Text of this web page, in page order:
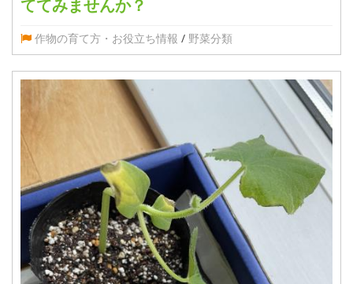
ててみませんか？
作物の育て方・お役立ち情報 / 野菜分類